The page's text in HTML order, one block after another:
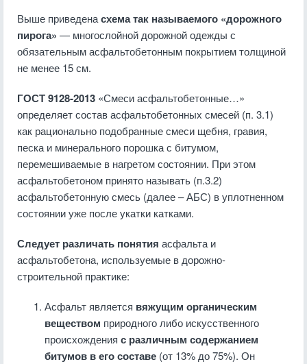
Выше приведенасхема так называемого «дорожного
пирога» — многослойной дорожной одежды с
обязательным асфальтобетонным покрытием толщиной
не менее 15 см.
ГОСТ 9128-2013 «Смеси асфальтобетонные…»
определяет состав асфальтобетонных смесей (п. 3.1)
как рационально подобранные смеси щебня, гравия,
песка и минерального порошка с битумом,
перемешиваемые в нагретом состоянии. При этом
асфальтобетоном принято называть (п.3.2)
асфальтобетонную смесь (далее – АБС) в уплотненном
состоянии уже после укатки катками.
Следует различать понятия асфальта и
асфальтобетона, используемые в дорожно-
строительной практике:
Асфальт является вяжущим органическим
веществом природного либо искусственного
происхождения с различным содержанием
битумов в его составе (от 13% до 75%). Он